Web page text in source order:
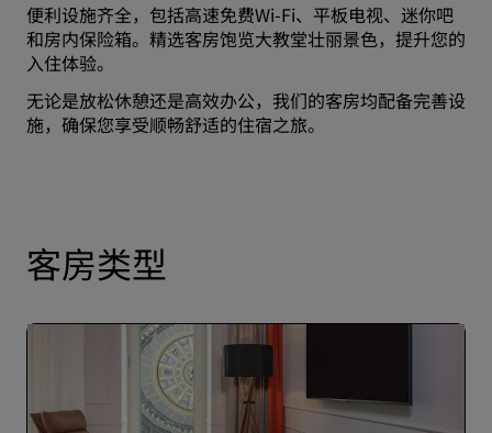
便利设施齐全，包括高速免费Wi-Fi、平板电视、迷你吧
和房内保险箱。精选客房饱览大教堂壮丽景色，提升您的
入住体验。
无论是放松休憩还是高效办公，我们的客房均配备完善设
施，确保您享受顺畅舒适的住宿之旅。
客房类型